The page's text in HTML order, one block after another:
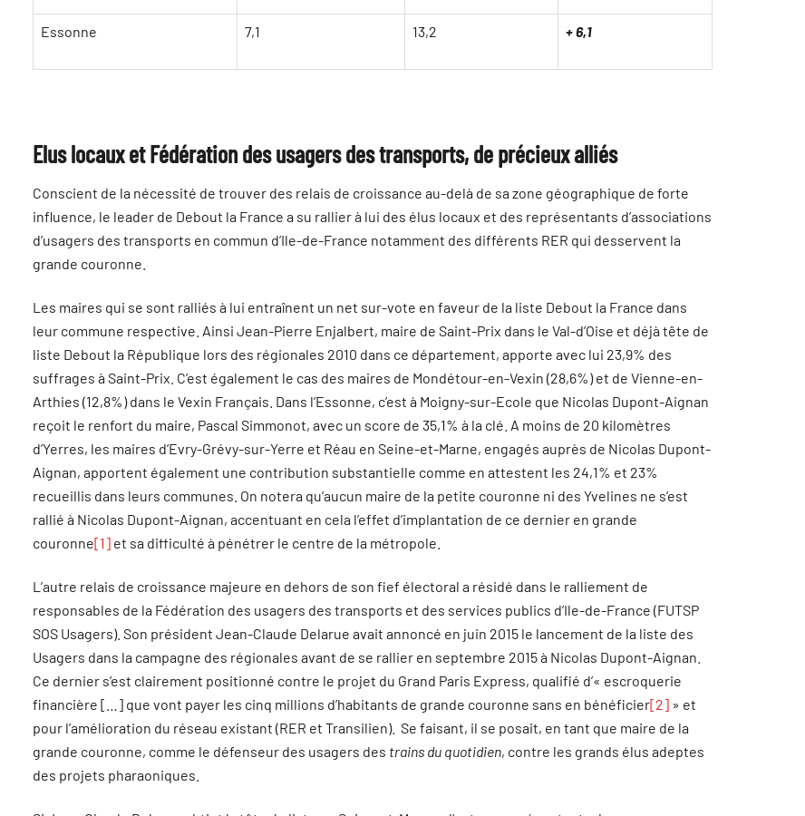
Essonne 7,1 13,2 + 6,1
Elus locaux et Fédération des usagers des transports, de précieux alliés
Conscient de la nécessité de trouver des relais de croissance au-delà de sa zone géographique de forte
influence, le leader de Debout la France a su rallier à lui des élus locaux et des représentants d’associations
d’usagers des transports en commun d’Ile-de-France notamment des différents RER qui desservent la
grande couronne.
Les maires qui se sont ralliés à lui entraînent un net sur-vote en faveur de la liste Debout la France dans
leur commune respective. Ainsi Jean-Pierre Enjalbert, maire de Saint-Prix dans le Val-d’Oise et déjà tête de
liste Debout la République lors des régionales 2010 dans ce département, apporte avec lui 23,9% des
suffrages à Saint-Prix. C’est également le cas des maires de Mondétour-en-Vexin (28,6%) et de Vienne-en-
Arthies (12,8%) dans le Vexin Français. Dans l’Essonne, c’est à Moigny-sur-Ecole que Nicolas Dupont-Aignan
reçoit le renfort du maire, Pascal Simmonot, avec un score de 35,1% à la clé. A moins de 20 kilomètres
d’Yerres, les maires d’Evry-Grévy-sur-Yerre et Réau en Seine-et-Marne, engagés auprès de Nicolas Dupont-
Aignan, apportent également une contribution substantielle comme en attestent les 24,1% et 23%
recueillis dans leurs communes. On notera qu’aucun maire de la petite couronne ni des Yvelines ne s’est
rallié à Nicolas Dupont-Aignan, accentuant en cela l’effet d’implantation de ce dernier en grande
couronne[1] et sa difficulté à pénétrer le centre de la métropole.
L’autre relais de croissance majeure en dehors de son fief électoral a résidé dans le ralliement de
responsables de la Fédération des usagers des transports et des services publics d’Ile-de-France (FUTSP
SOS Usagers). Son président Jean-Claude Delarue avait annoncé en juin 2015 le lancement de la liste des
Usagers dans la campagne des régionales avant de se rallier en septembre 2015 à Nicolas Dupont-Aignan.
Ce dernier s’est clairement positionné contre le projet du Grand Paris Express, qualifié d’« escroquerie
financière […] que vont payer les cinq millions d’habitants de grande couronne sans en bénéficier[2] » et
pour l’amélioration du réseau existant (RER et Transilien). Se faisant, il se posait, en tant que maire de la
grande couronne, comme le défenseur des usagers des trains du quotidien, contre les grands élus adeptes
des projets pharaoniques.